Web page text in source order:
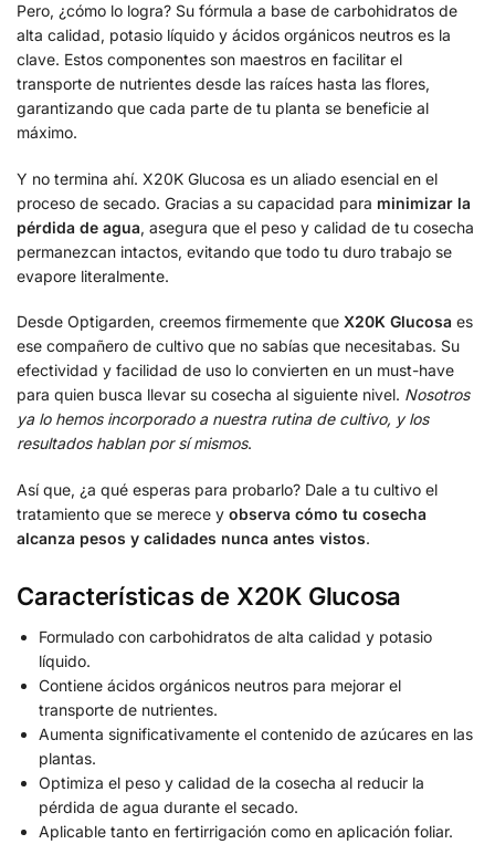
Pero, ¿cómo lo logra? Su fórmula a base de carbohidratos de
alta calidad, potasio líquido y ácidos orgánicos neutros es la
clave. Estos componentes son maestros en facilitar el
transporte de nutrientes desde las raíces hasta las flores,
garantizando que cada parte de tu planta se beneficie al
máximo.
Y no termina ahí. X20K Glucosa es un aliado esencial en el
proceso de secado. Gracias a su capacidad para minimizar la
pérdida de agua, asegura que el peso y calidad de tu cosecha
permanezcan intactos, evitando que todo tu duro trabajo se
evapore literalmente.
Desde Optigarden, creemos firmemente que X20K Glucosa es
ese compañero de cultivo que no sabías que necesitabas. Su
efectividad y facilidad de uso lo convierten en un must-have
para quien busca llevar su cosecha al siguiente nivel. Nosotros
ya lo hemos incorporado a nuestra rutina de cultivo, y los
resultados hablan por sí mismos.
Así que, ¿a qué esperas para probarlo? Dale a tu cultivo el
tratamiento que se merece y observa cómo tu cosecha
alcanza pesos y calidades nunca antes vistos.
Características de X20K Glucosa
Formulado con carbohidratos de alta calidad y potasio
líquido.
Contiene ácidos orgánicos neutros para mejorar el
transporte de nutrientes.
Aumenta significativamente el contenido de azúcares en las
plantas.
Optimiza el peso y calidad de la cosecha al reducir la
pérdida de agua durante el secado.
Aplicable tanto en fertirrigación como en aplicación foliar.